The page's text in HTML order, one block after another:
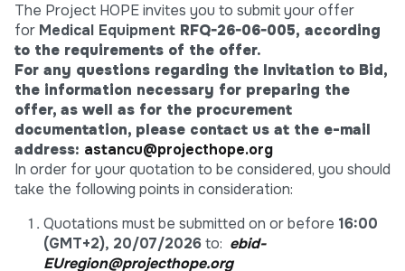
The Project HOPE invites you to submit your offer
for Medical Equipment RFQ-26-06-005, according
to the requirements of the offer.
For any questions regarding the Invitation to Bid,
the information necessary for preparing the
offer, as well as for the procurement
documentation, please contact us at the e-mail
address: astancu@projecthope.org
In order for your quotation to be considered, you should
take the following points in consideration:
Quotations must be submitted on or before 16:00
(GMT+2), 20/07/2026to: ebid-
EUregion@projecthope.org